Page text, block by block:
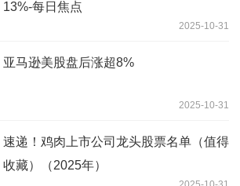
13%-每日焦点
2025-10-31
亚马逊美股盘后涨超8%
2025-10-31
速递！鸡肉上市公司龙头股票名单（值得
收藏）（2025年）